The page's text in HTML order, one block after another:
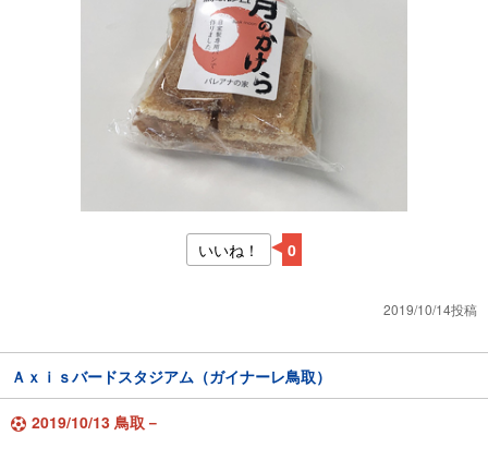
いいね！ 0
2019/10/14投稿
Ａｘｉｓバードスタジアム（ガイナーレ鳥取）
2019/10/13 鳥取－